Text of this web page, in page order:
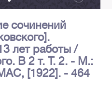
сочинений
лет работы /
В 2 т. Т. 2. - М.:
[1922]. - 464